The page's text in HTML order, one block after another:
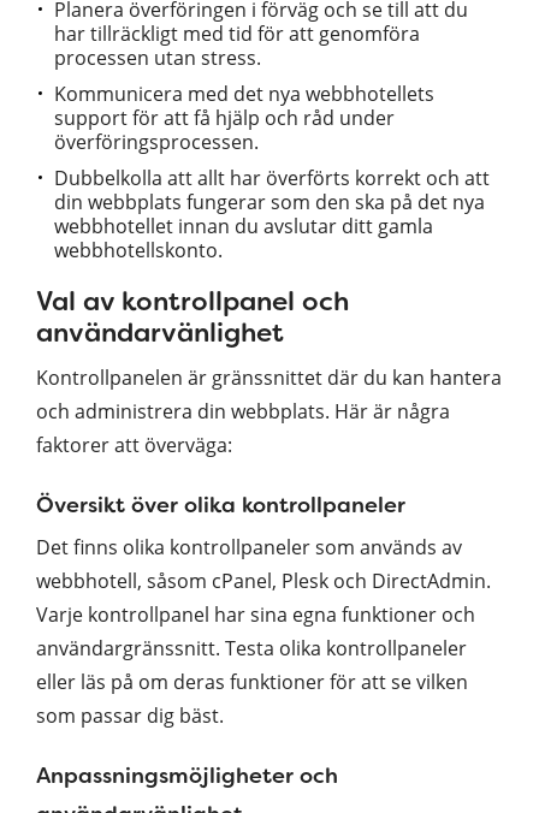
Planera överföringen i förväg och se till att du
har tillräckligt med tid för att genomföra
processen utan stress.
Kommunicera med det nya webbhotellets
support för att få hjälp och råd under
överföringsprocessen.
Dubbelkolla att allt har överförts korrekt och att
din webbplats fungerar som den ska på det nya
webbhotellet innan du avslutar ditt gamla
webbhotellskonto.
Val av kontrollpanel och
användarvänlighet
Kontrollpanelen är gränssnittet där du kan hantera
och administrera din webbplats. Här är några
faktorer att överväga:
Översikt över olika kontrollpaneler
Det finns olika kontrollpaneler som används av
webbhotell, såsom cPanel, Plesk och DirectAdmin.
Varje kontrollpanel har sina egna funktioner och
användargränssnitt. Testa olika kontrollpaneler
eller läs på om deras funktioner för att se vilken
som passar dig bäst.
Anpassningsmöjligheter och